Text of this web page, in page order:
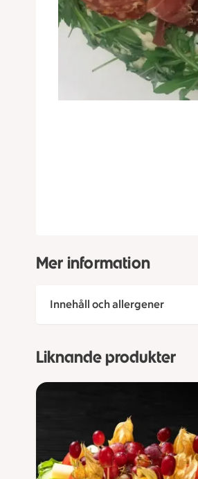
Mer information
Innehåll och allergener
Liknande produkter